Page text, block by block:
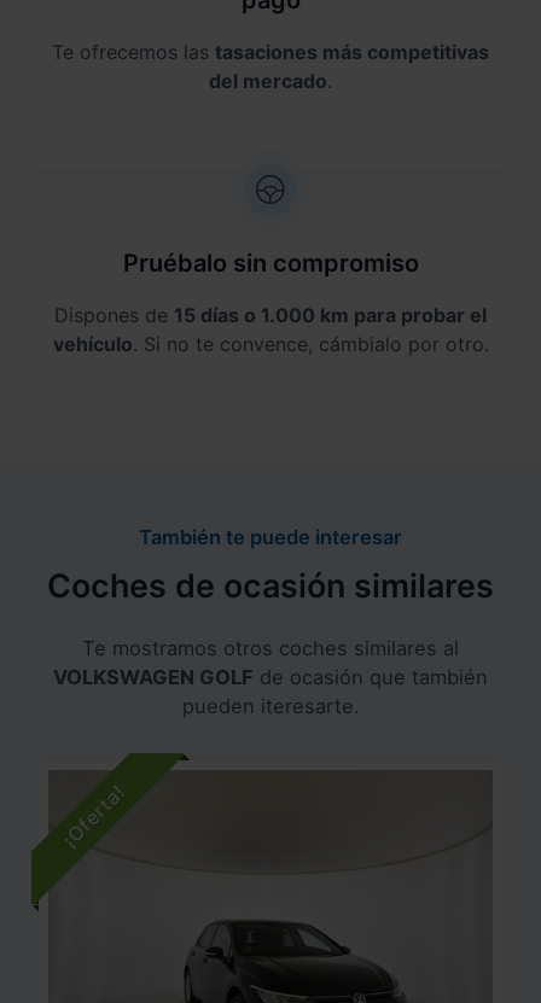
Te ofrecemos las tasaciones más competitivas
del mercado.
Pruébalo sin compromiso
Dispones de 15 días o 1.000 km para probar el
vehículo. Si no te convence, cámbialo por otro.
También te puede interesar
Coches de ocasión similares
Te mostramos otros coches similares al
VOLKSWAGEN GOLF de ocasión que también
pueden iteresarte.